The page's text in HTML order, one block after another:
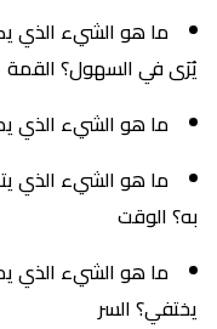
ما هو الشيء الذي
يُرَى في السهول؟ القمة
ما هو الشيء الذي
ما هو الشيء الذي
به؟ الوقت
ما هو الشيء الذي
يختفي؟ السر